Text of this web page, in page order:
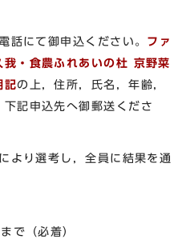
話にて御申込ください。 ファ
・食農ふれあいの杜 京野菜
記の上，住所，氏名，年齢，
記申込先へ御郵送くださ
より選考し，全員に結果を通
まで（必着）